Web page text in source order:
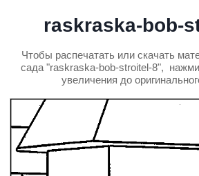
raskraska-bob-
Чтобы распечатать или скачать
сада "raskraska-bob-stroitel-8",
увеличения до